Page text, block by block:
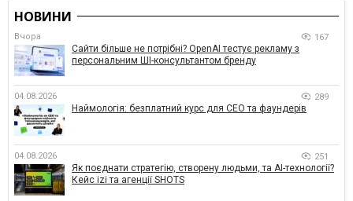
НОВИНИ
Вчора 167
Сайти більше не потрібні? OpenAI тестує рекламу з
персональним ШІ-консультантом бренду
04.08.2026 289
Наймологія: безплатний курс для CEO та фаундерів
04.08.2026 251
Як поєднати стратегію, створену людьми, та AI-технології?
Кейс izi та агенції SHOTS